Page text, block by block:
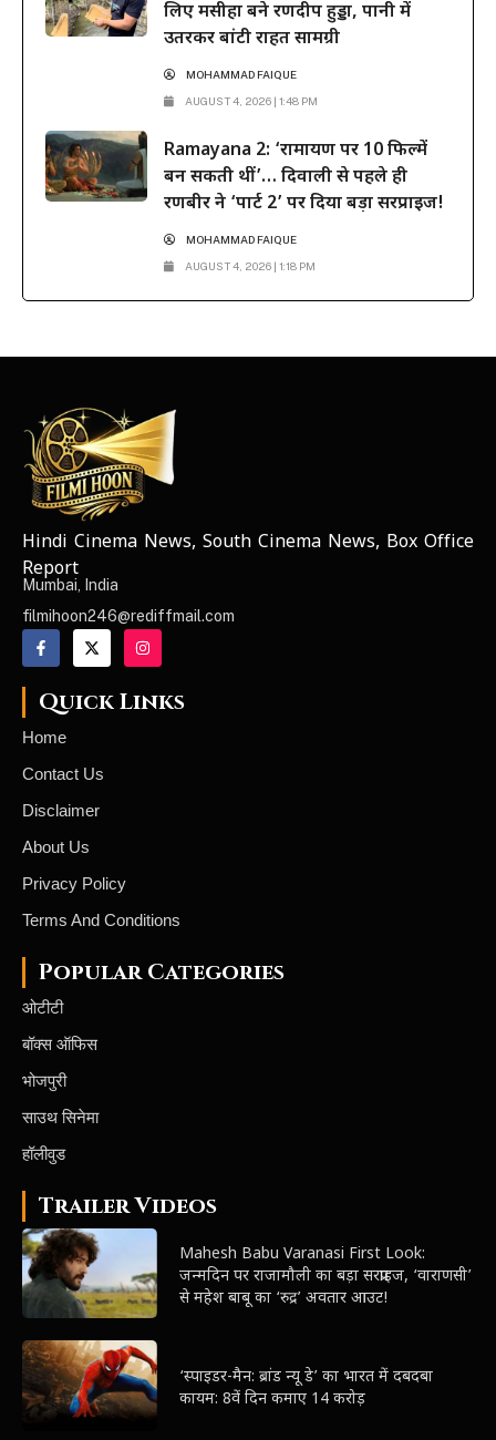
लिए मसीहा बने रणदीप हुड्डा, पानी में
उतरकर बांटी राहत सामग्री
MOHAMMAD FAIQUE
AUGUST 4, 2026 | 1:48 PM
Ramayana 2: ‘रामायण पर 10 फिल्में
बन सकती थीं’… दिवाली से पहले ही
रणबीर ने ‘पार्ट 2’ पर दिया बड़ा सरप्राइज!
MOHAMMAD FAIQUE
AUGUST 4, 2026 | 1:18 PM
NEWS ELEMENTOR
Hindi Cinema News, South Cinema News, Box Office
Report
Mumbai, India
filmihoon246@rediffmail.com
Quick Links
Home
Contact Us
Disclaimer
About Us
Privacy Policy
Terms And Conditions
Popular Categories
ओटीटी
बॉक्स ऑफिस
भोजपुरी
साउथ सिनेमा
हॉलीवुड
Trailer Videos
Mahesh Babu Varanasi First Look:
जन्मदिन पर राजामौली का बड़ा सरप्राइज, ‘वाराणसी’
से महेश बाबू का ‘रुद्र’ अवतार आउट!
‘स्पाइडर-मैन: ब्रांड न्यू डे’ का भारत में दबदबा
कायम: 8वें दिन कमाए 14 करोड़